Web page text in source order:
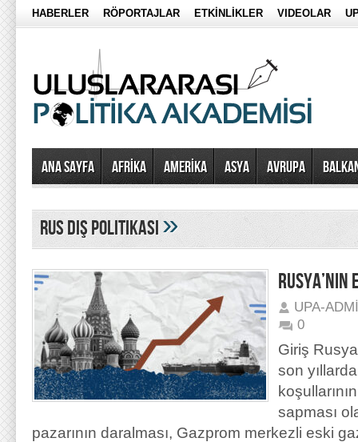
HABERLER RÖPORTAJLAR ETKİNLİKLER VIDEOLAR
Ana Sayfa AFRİKA AMERİKA ASYA AVRUPA
rus dış politikası»
RUSYA’NIN
UPA-
0
Giriş
son
sapması
pazarının daralması, Gazprom merkezli eski